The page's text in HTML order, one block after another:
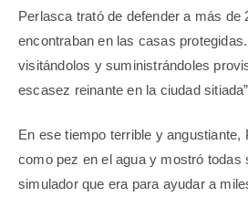
Perlasca trató de defender a más de
encontraban en las casas
visitándolos y suministrándoles
escasez reinante en la ciudad
En ese tiempo terrible y
como pez en el agua y mostró todas
simulador que era para ayudar a